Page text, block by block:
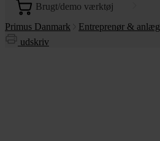
brugt/demo værktøj
Primus Danmark
Entreprenør & anlæg
udskriv